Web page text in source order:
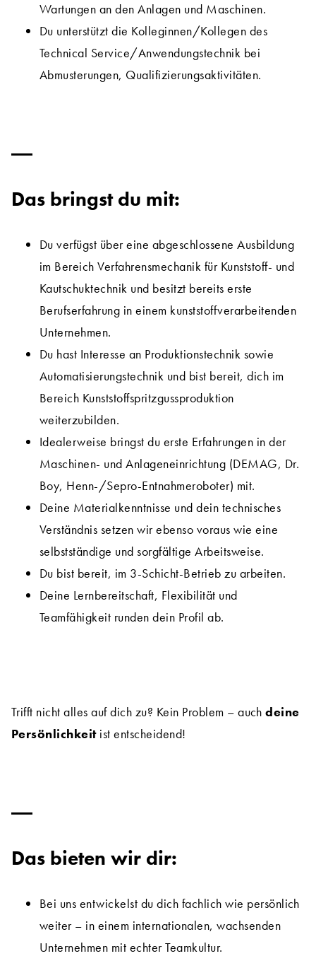
Wartungen an den Anlagen und Maschinen.
Du unterstützt die Kolleginnen/Kollegen des
Technical Service/Anwendungstechnik bei
Abmusterungen, Qualifizierungsaktivitäten.
Das bringst du mit:
Du verfügst über eine abgeschlossene Ausbildung
im Bereich Verfahrensmechanik für Kunststoff- und
Kautschuktechnik und besitzt bereits erste
Berufserfahrung in einem kunststoffverarbeitenden
Unternehmen.
Du hast Interesse an Produktionstechnik sowie
Automatisierungstechnik und bist bereit, dich im
Bereich Kunststoffspritzgussproduktion
weiterzubilden.
Idealerweise bringst du erste Erfahrungen in der
Maschinen- und Anlageneinrichtung (DEMAG, Dr.
Boy, Henn-/Sepro-Entnahmeroboter) mit.
Deine Materialkenntnisse und dein technisches
Verständnis setzen wir ebenso voraus wie eine
selbstständige und sorgfältige Arbeitsweise.
Du bist bereit, im 3-Schicht-Betrieb zu arbeiten.
Deine Lernbereitschaft, Flexibilität und
Teamfähigkeit runden dein Profil ab.
Trifft nicht alles auf dich zu? Kein Problem – auchdeine
Persönlichkeitist entscheidend!
Das bieten wir dir:
Bei uns entwickelst du dich fachlich wie persönlich
weiter – in einem internationalen, wachsenden
Unternehmen mit echter Teamkultur.